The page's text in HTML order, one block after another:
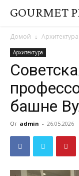
GOURMET
Домой Архитектура
Архитектура
башне
От admin - 26.05.2026